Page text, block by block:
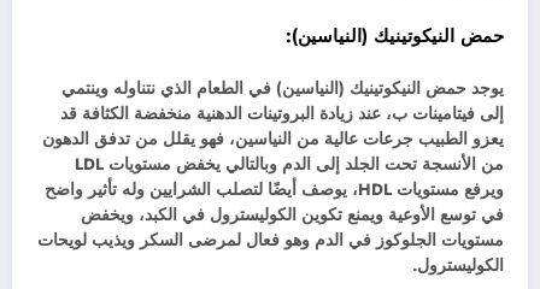
حمض النيكوتينيك (النياسين):
يوجد حمض النيكوتينيك (النياسين) في الطعام الذي نتناوله وينتمي
إلى فيتامينات ب، عند زيادة البروتينات الدهنية منخفضة الكثافة قد
يعزو الطبيب جرعات عالية من النياسين، فهو يقلل من تدفق الدهون
من الأنسجة تحت الجلد إلى الدم وبالتالي يخفض مستويات LDL
ويرفع مستويات HDL، يوصف أيضًا لتصلب الشرايين وله تأثير واضح
في توسع الأوعية ويمنع تكوين الكوليسترول في الكبد، ويخفض
مستويات الجلوكوز في الدم وهو فعال لمرضى السكر ويذيب لويحات
الكوليسترول.